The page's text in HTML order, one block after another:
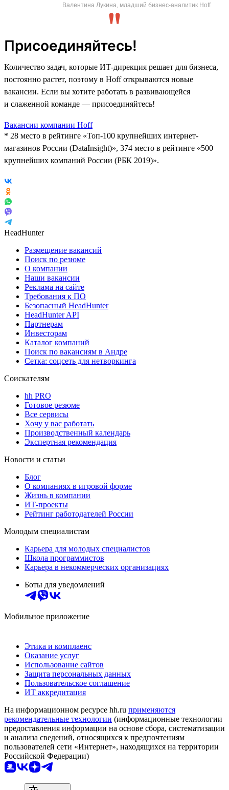
Валентина Лукина, младший бизнес-аналитик Hoff
Присоединяйтесь!
Количество задач, которые ИТ-дирекция решает для бизнеса,
постоянно растет, поэтому в Hoff открываются новые
вакансии. Если вы хотите работать в развивающейся
и слаженной команде — присоединяйтесь!
Вакансии компании Hoff
* 28 место в рейтинге «Топ-100 крупнейших интернет-
магазинов России (DataInsight)», 374 место в рейтинге «500
крупнейших компаний России (РБК 2019)».
HeadHunter
Размещение вакансий
Поиск по резюме
О компании
Наши вакансии
Реклама на сайте
Требования к ПО
Безопасный HeadHunter
HeadHunter API
Партнерам
Инвесторам
Каталог компаний
Поиск по вакансиям в Андре
Сетка: соцсеть для нетворкинга
Соискателям
hh PRO
Готовое резюме
Все сервисы
Хочу у вас работать
Производственный календарь
Экспертная рекомендация
Новости и статьи
Блог
О компаниях в игровой форме
Жизнь в компании
ИТ-проекты
Рейтинг работодателей России
Молодым специалистам
Карьера для молодых специалистов
Школа программистов
Карьера в некоммерческих организациях
Боты для уведомлений
Мобильное приложение
Этика и комплаенс
Оказание услуг
Использование сайтов
Защита персональных данных
Пользовательское соглашение
ИТ аккредитация
На информационном ресурсе hh.ru применяются
рекомендательные технологии (информационные технологии
предоставления информации на основе сбора, систематизации
и анализа сведений, относящихся к предпочтениям
пользователей сети «Интернет», находящихся на территории
Российской Федерации)